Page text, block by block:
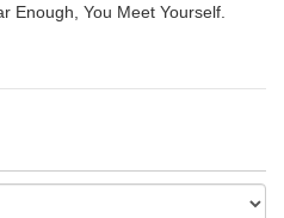
Enough, You Meet Yourself.